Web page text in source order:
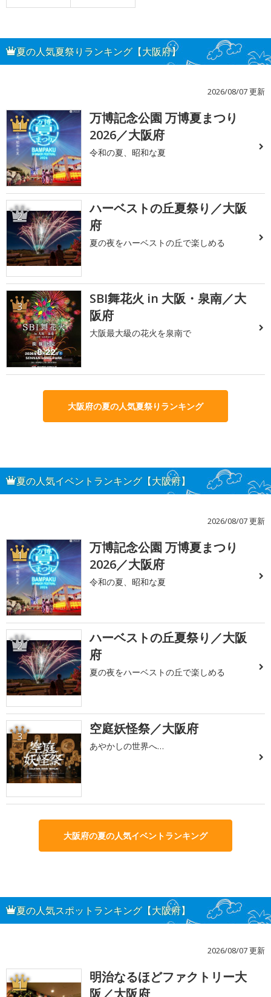
夏の人気夏祭りランキング【大阪府】
2026/08/07 更新
1
万博記念公園 万博夏まつり
2026／大阪府
令和の夏、昭和な夏
2
ハーベストの丘夏祭り／大阪
府
夏の夜をハーベストの丘で楽しめる
3
SBI舞花火 in 大阪・泉南／大
阪府
大阪最大級の花火を泉南で
大阪府の夏の人気夏祭りランキング
夏の人気イベントランキング【大阪府】
2026/08/07 更新
1
万博記念公園 万博夏まつり
2026／大阪府
令和の夏、昭和な夏
2
ハーベストの丘夏祭り／大阪
府
夏の夜をハーベストの丘で楽しめる
3 空庭妖怪祭／大阪府
あやかしの世界へ…
大阪府の夏の人気イベントランキング
夏の人気スポットランキング【大阪府】
2026/08/07 更新
1
明治なるほどファクトリー大
阪／大阪府